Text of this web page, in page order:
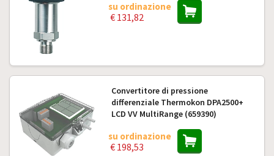
su ordinazione
€ 131,82
Convertitore di pressione
differenziale Thermokon DPA2500+
LCD VV MultiRange (659390)
su ordinazione
€ 198,53